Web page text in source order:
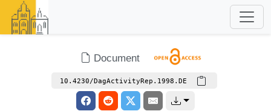
Document
10.4230/DagActivityRep.1998.DE